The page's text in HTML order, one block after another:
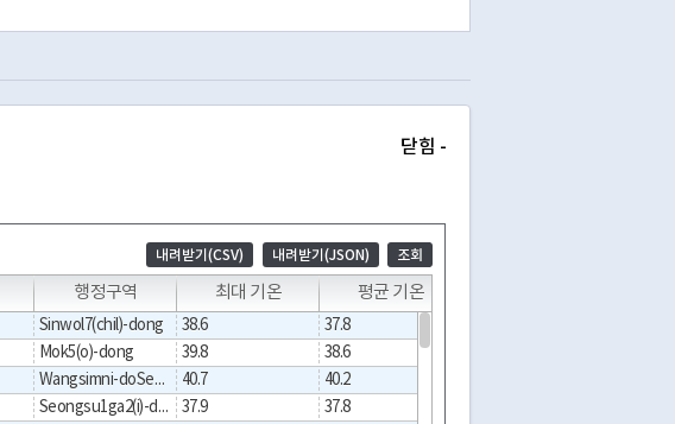
닫힘 -
내려받기(CSV) 내려받기(JSON) 조회
행정구역 최대 기온 평균 기온
Sinwol7(chil)-dong 38.6 37.8
Mok5(o)-dong 39.8 38.6
Wangsimni-doSeondong 40.7 40.2
Seongsu1ga2(i)-dong 37.9 37.8